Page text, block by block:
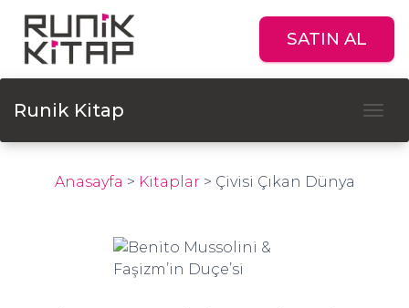
SATIN AL
Runik Kitap
Anasayfa > Kitaplar > Çivisi Çıkan Dünya